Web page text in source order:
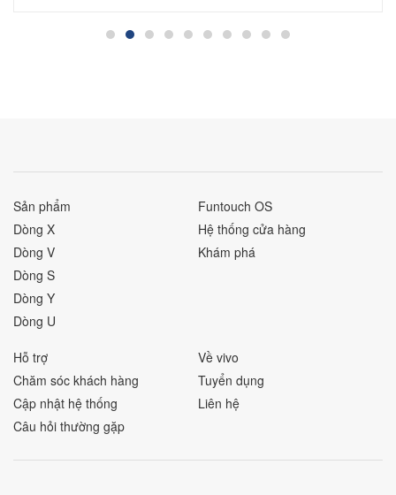
Sản phẩm
Dòng X
Dòng V
Dòng S
Dòng Y
Dòng U
Funtouch OS
Hệ thống cửa hàng
Khám phá
Hỗ trợ
Chăm sóc khách hàng
Cập nhật hệ thống
Câu hỏi thường gặp
Về vivo
Tuyển dụng
Liên hệ